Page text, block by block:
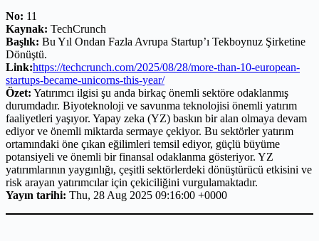
No: 11
Kaynak: TechCrunch
Başlık: Bu Yıl Ondan Fazla Avrupa Startup’ı Tekboynuz Şirketine
Dönüştü.
Link:https://techcrunch.com/2025/08/28/more-than-10-european-
startups-became-unicorns-this-year/
Özet: Yatırımcı ilgisi şu anda birkaç önemli sektöre odaklanmış
durumdadır. Biyoteknoloji ve savunma teknolojisi önemli yatırım
faaliyetleri yaşıyor. Yapay zeka (YZ) baskın bir alan olmaya devam
ediyor ve önemli miktarda sermaye çekiyor. Bu sektörler yatırım
ortamındaki öne çıkan eğilimleri temsil ediyor, güçlü büyüme
potansiyeli ve önemli bir finansal odaklanma gösteriyor. YZ
yatırımlarının yaygınlığı, çeşitli sektörlerdeki dönüştürücü etkisini ve
risk arayan yatırımcılar için çekiciliğini vurgulamaktadır.
Yayın tarihi: Thu, 28 Aug 2025 09:16:00 +0000